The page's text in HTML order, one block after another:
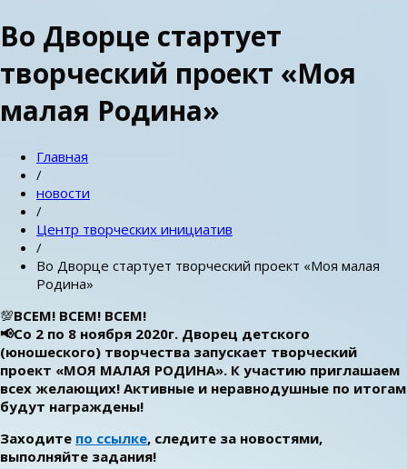
Во Дворце стартует
творческий проект «Моя
малая Родина»
Главная
/
новости
/
Центр творческих инициатив
/
Во Дворце стартует творческий проект «Моя малая
Родина»
💯ВСЕМ! ВСЕМ! ВСЕМ!
📢Со 2 по 8 ноября 2020г. Дворец детского
(юношеского) творчества запускает творческий
проект «МОЯ МАЛАЯ РОДИНА». К участию приглашаем
всех желающих! Активные и неравнодушные по итогам
будут награждены!
Заходите по ссылке, следите за новостями,
выполняйте задания!